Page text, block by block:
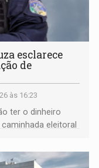
esclarece
de
às 16:23
ter o dinheiro
eleitoral